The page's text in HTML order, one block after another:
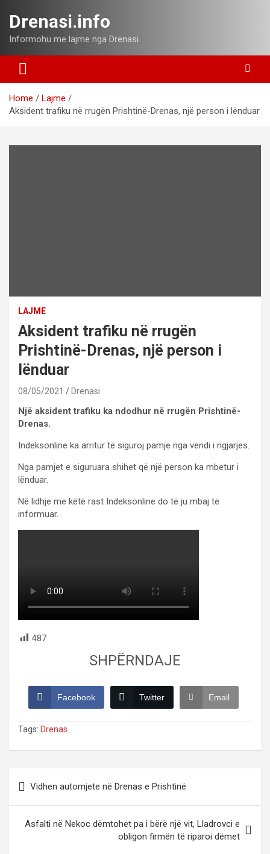
content
Drenasi.info
Informohu me lajme nga Drenasi.
Home
Lajme
Aksident trafiku në rrugën Prishtinë-Drenas, një person i lënduar
LAJME
Aksident trafiku në rrugën
Prishtinë-Drenas, një person i
lënduar
08/05/2021 Drenasi
Një aksident trafiku ka ndodhur në rrugën Prishtinë-
Drenas.
Indeksonline ka arritur të siguroj pamje nga vendi i ngjarjes.
Nga pamjet e siguruara shihet që një person ka mbetur i
lënduar.
Në lidhje me këtë rast Indeksonline do të ju mbaj të
informuar.
487
SHPËRNDAJE
Facebook Twitter Email
Tags: Drenas
navigation
Vidhen automjete në Drenas e Prishtinë
Asfalti në Nekoc dëmtohet pa i bërë një vit, Lladrovci e
obligon firmën të riparoi dëmet